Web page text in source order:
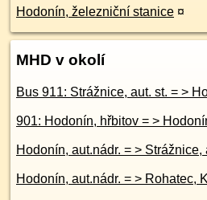
Hodonín, železniční stanice ¤
MHD v okolí
Bus
901: Hodonín,
Hodonín, aut.nádr. = >
Hodonín, aut.nádr.